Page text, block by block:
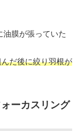
油膜が張っていた
だ後に絞り羽根が
ーカスリング